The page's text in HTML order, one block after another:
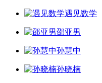
遇见数学
邵亚男
孙慧中
孙晓楠